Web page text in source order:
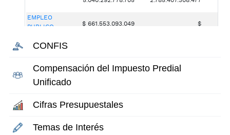
CONFIS
Compensación del Impuesto Predial
Unificado
Cifras Presupuestales
Temas de Interés